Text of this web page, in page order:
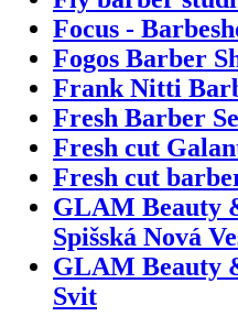
Focus -
Fogos Barber
Frank Nitti
Fresh Barber
Fresh cut
Fresh cut
GLAM Beauty
Spišská Nová
GLAM Beauty
Svit